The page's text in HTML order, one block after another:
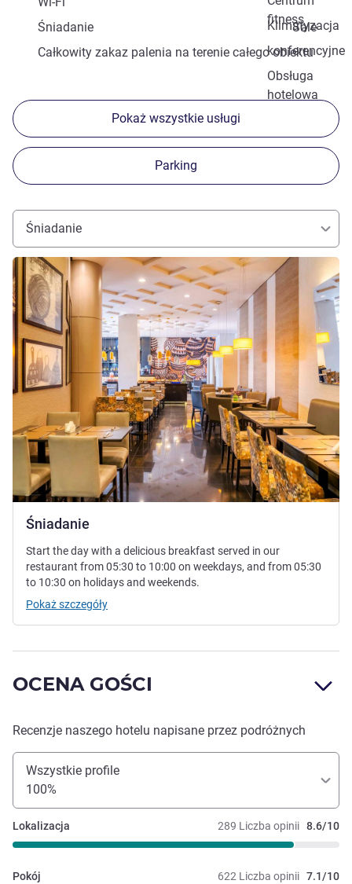
fitness
Klimatyzacja
Śniadanie
Sale
konferencyjne
Całkowity zakaz palenia na terenie całego obiektu
Obsługa
hotelowa
Pokaż wszystkie usługi
Parking
Śniadanie
Śniadanie
Pokaż szczegóły
Start the day with a delicious breakfast served in our
restaurant from 05:30 to 10:00 on weekdays, and from 05:30
to 10:30 on holidays and weekends.
Pokaż szczegóły
OCENA GOŚCI
Recenzje naszego hotelu napisane przez podróżnych
Wszystkie profile
100%
289 Liczba opinii 8.6/10
Lokalizacja
622 Liczba opinii 7.1/10
Pokój